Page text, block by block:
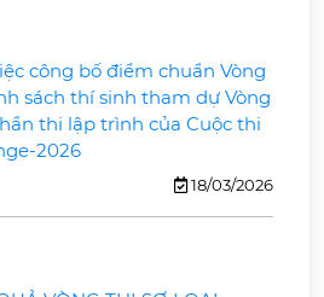
công bố điểm chuẩn Vòng
sách thí sinh tham dự Vòng
thi lập trình của Cuộc thi
2026
18/03/2026